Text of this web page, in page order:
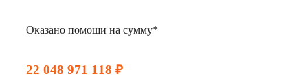
Оказано помощи на сумму*
22 048 971 118 ₽